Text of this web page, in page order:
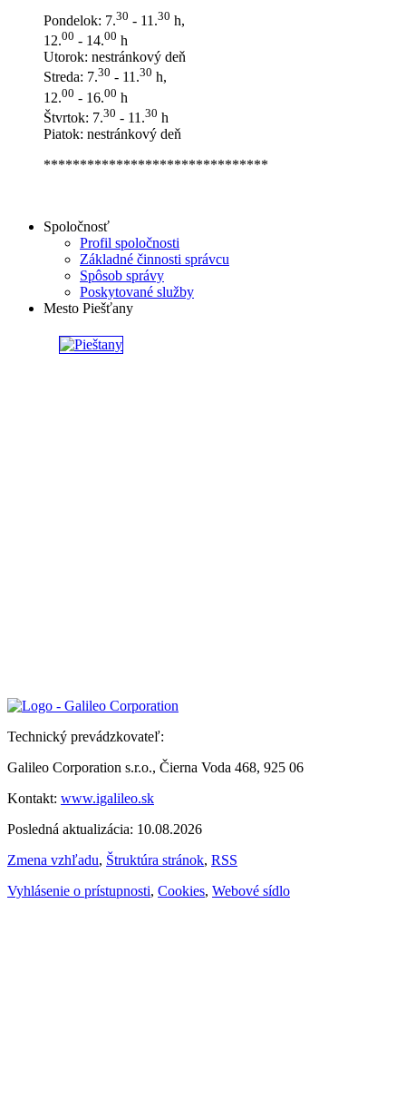
Pondelok: 7.30 - 11.30 h,
12.00 - 14.00 h
Utorok: nestránkový deň
Streda: 7.30 - 11.30 h,
12.00 - 16.00 h
Štvrtok: 7.30 - 11.30 h
Piatok: nestránkový deň
*******************************
Spoločnosť
Profil spoločnosti
Základné činnosti správcu
Spôsob správy
Poskytované služby
Mesto Piešťany
Technický prevádzkovateľ:
Galileo Corporation s.r.o., Čierna Voda 468, 925 06
Kontakt: www.igalileo.sk
Posledná aktualizácia: 10.08.2026
Zmena vzhľadu, Štruktúra stránok, RSS
Vyhlásenie o prístupnosti, Cookies, Webové sídlo